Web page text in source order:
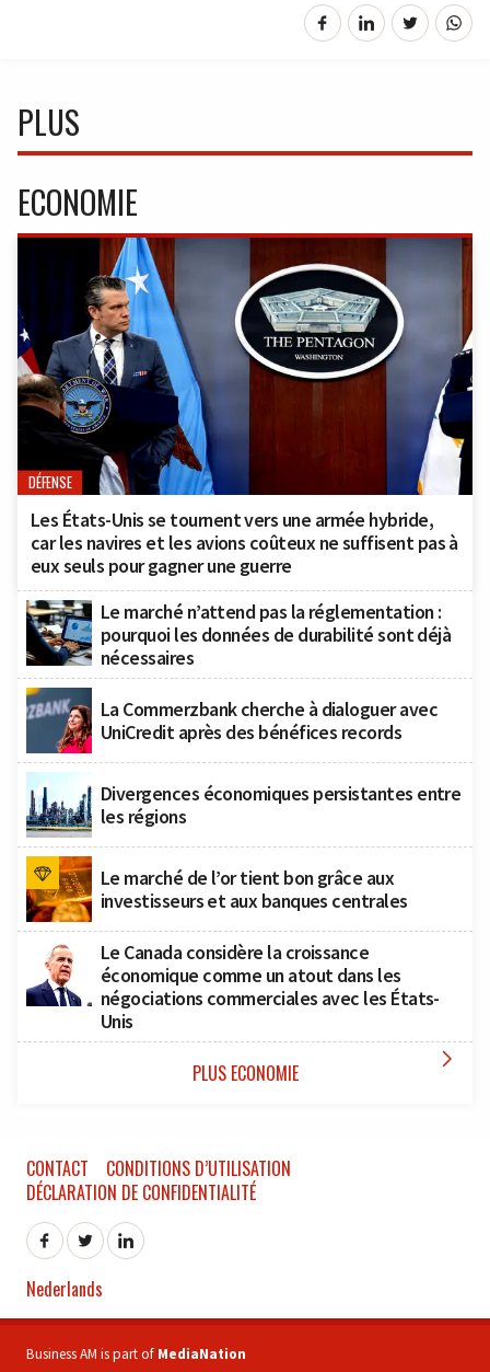
PLUS
ECONOMIE
DÉFENSE
Les États-Unis se tournent vers une armée hybride,
car les navires et les avions coûteux ne suffisent pas à
eux seuls pour gagner une guerre
Le marché n’attend pas la réglementation :
pourquoi les données de durabilité sont déjà
nécessaires
La Commerzbank cherche à dialoguer avec
UniCredit après des bénéfices records
Divergences économiques persistantes entre
les régions
Le marché de l’or tient bon grâce aux
investisseurs et aux banques centrales
Le Canada considère la croissance
économique comme un atout dans les
négociations commerciales avec les États-
Unis
PLUS ECONOMIE 
CONTACT
CONDITIONS D’UTILISATION
DÉCLARATION DE CONFIDENTIALITÉ
Nederlands
Business AM is part of MediaNation